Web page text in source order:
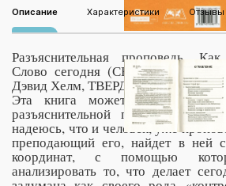
Описание Характеристики Отзывы
Разъяснительная проповедь.
Слово сегодня (СЕРИЯ
Дэвид Хелм, ТВЕРДЫЙ ПЕР.,
Эта книга может служить
разъяснительной проповеди,
надеюсь, что и человек, уже
преподающий его, найдет в ней
координат, с помощью
анализировать то, что делает